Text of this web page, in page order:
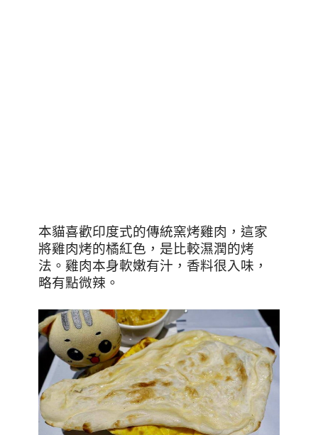
本貓喜歡印度式的傳統窯烤雞肉，這家
將雞肉烤的橘紅色，是比較濕潤的烤
法。雞肉本身軟嫩有汁，香料很入味，
略有點微辣。